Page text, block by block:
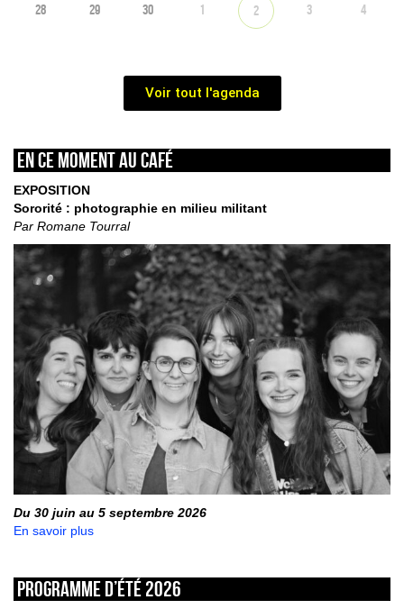
28 29 30 1 2 3 4
Voir tout l'agenda
En ce moment au café
EXPOSITION
Sororité : photographie en milieu militant
Par Romane Tourral
Du 30 juin au 5 septembre 2026
En savoir plus
Programme d’été 2026